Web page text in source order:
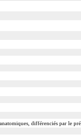
différenciés par le